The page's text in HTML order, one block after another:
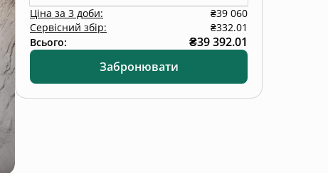
Ціна за 3 доби:
₴39 060
Сервісний збір:
₴332.01
Всього:
₴39 392.01
Забронювати